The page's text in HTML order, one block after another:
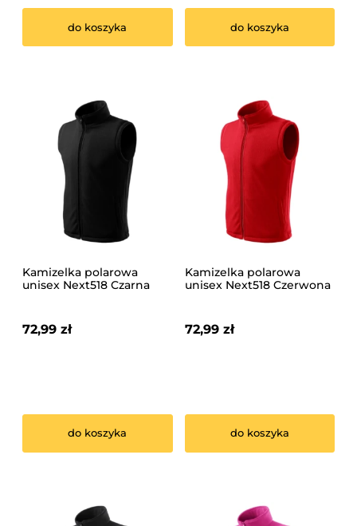
do koszyka do koszyka
Kamizelka polarowa
unisex Next518 Czarna
72,99 zł
do koszyka
Kamizelka polarowa
unisex Next518 Czerwona
72,99 zł
do koszyka